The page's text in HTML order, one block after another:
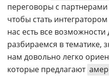
переговоры с
чтобы стать
нас есть все
разбираемся в тематике,
нам довольно легко
которые предлагают